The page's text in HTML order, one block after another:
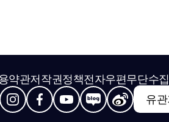
약관저작권정책전자우편무단수
유